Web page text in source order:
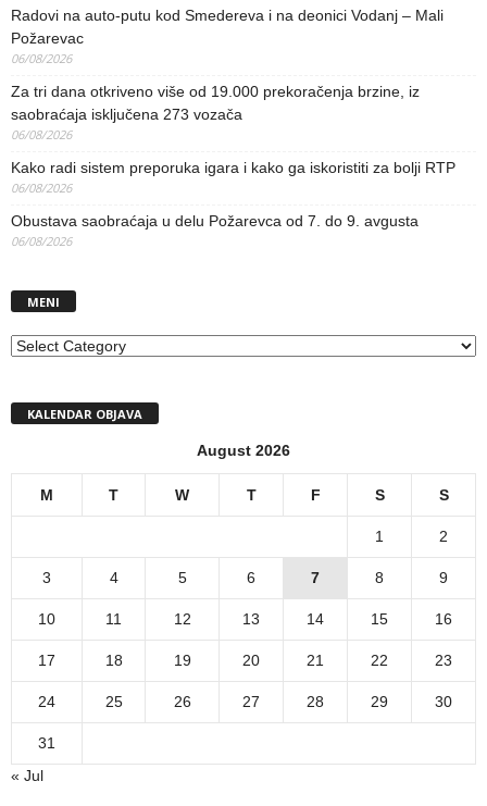
Radovi na auto-putu kod Smedereva i na deonici Vodanj – Mali
Požarevac
06/08/2026
Za tri dana otkriveno više od 19.000 prekoračenja brzine, iz
saobraćaja isključena 273 vozača
06/08/2026
Kako radi sistem preporuka igara i kako ga iskoristiti za bolji RTP
06/08/2026
Obustava saobraćaja u delu Požarevca od 7. do 9. avgusta
06/08/2026
MENI
MENI
KALENDAR OBJAVA
August 2026
M T W T F S S
1 2
3 4 5 6 7 8 9
10 11 12 13 14 15 16
17 18 19 20 21 22 23
24 25 26 27 28 29 30
31
« Jul